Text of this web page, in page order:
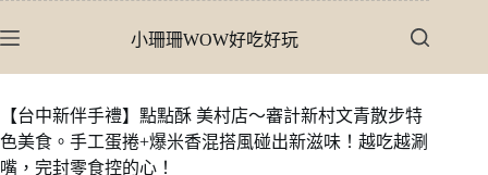
至
內
容
小珊珊WOW好吃好玩
【台中新伴手禮】點點酥 美村店〜審計新村文青散步特
色美食。手工蛋捲+爆米香混搭風碰出新滋味！越吃越涮
嘴，完封零食控的心！